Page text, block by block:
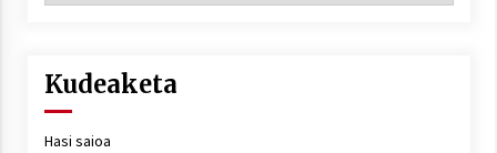
Kudeaketa
Hasi saioa